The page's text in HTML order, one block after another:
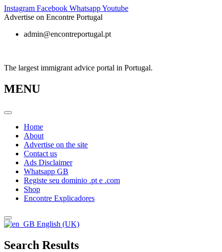
Skip
to
Instagram Facebook WhatsappYoutube
Advertise on Encontre Portugal
admin@encontreportugal.pt
The largest immigrant advice portal in Portugal.
MENU
Home
About
Advertise on the site
Contact us
Ads Disclaimer
Whatsapp GB
Registe seu dominio .pt e .com
Shop
Encontre Explicadores
English (UK)
Search Results